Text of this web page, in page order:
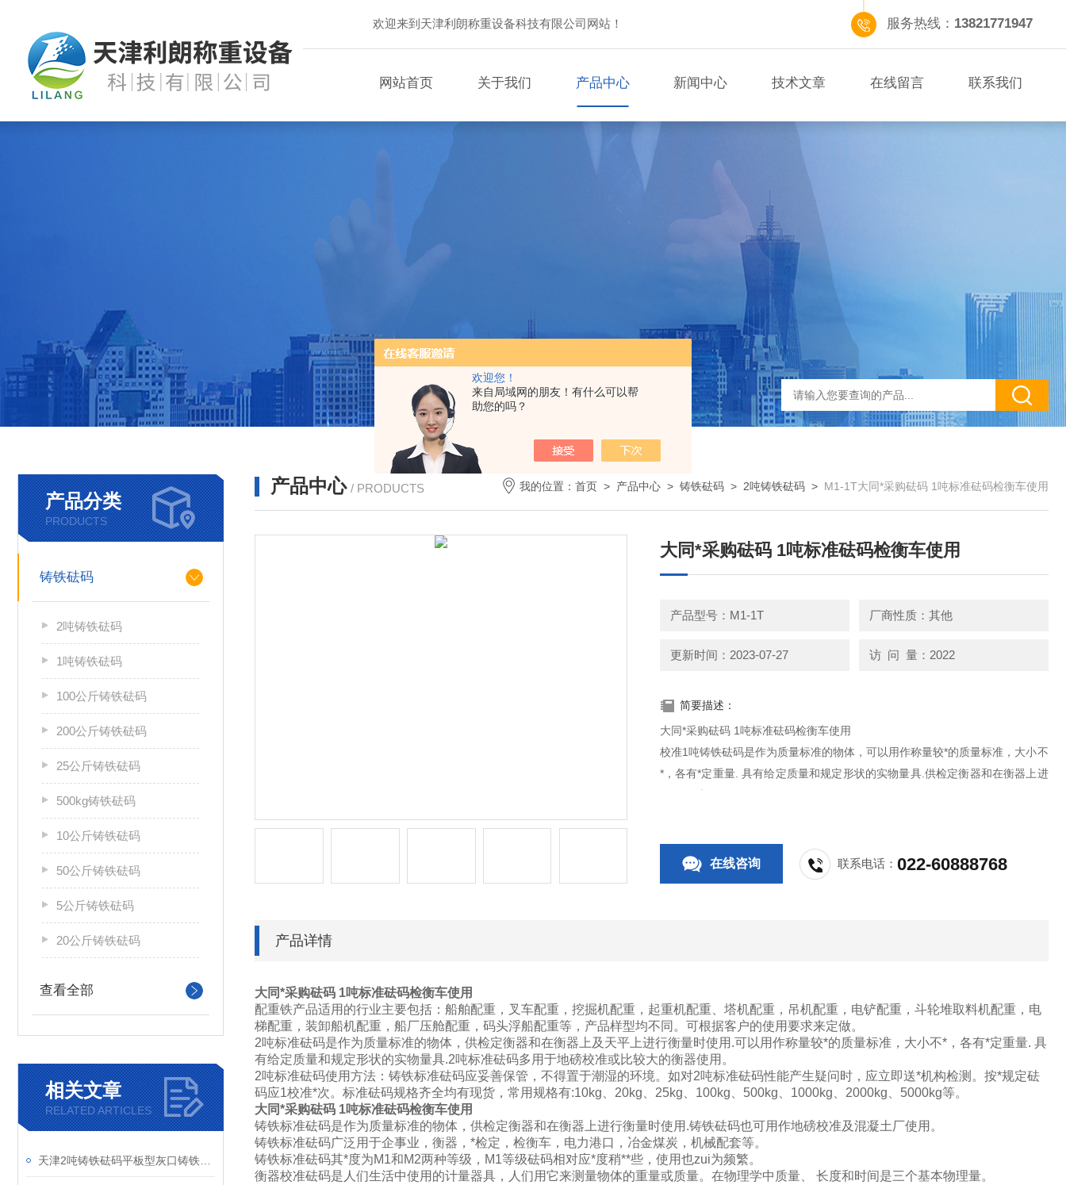
欢迎您！
来自局域网的朋友！有什么可以帮
助您的吗？
欢迎来到天津利朗称重设备科技有限公司网站！ 服务热线： 13821771947
网站首页 关于我们 产品中心 新闻中心 技术文章 在线留言 联系我们
产品分类
PRODUCTS
铸铁砝码
2吨铸铁砝码
1吨铸铁砝码
100公斤铸铁砝码
200公斤铸铁砝码
25公斤铸铁砝码
500kg铸铁砝码
10公斤铸铁砝码
50公斤铸铁砝码
5公斤铸铁砝码
20公斤铸铁砝码
查看全部
相关文章
RELATED ARTICLES
产品中心 / PRODUCTS 我的位置： 首页 > 产品中心 > 铸铁砝码 > 2吨铸铁砝码 > M1-1T大同*采购砝码 1吨标准砝码检衡车使用
大同*采购砝码 1吨标准砝码检衡车使用
产品型号：M1-1T 厂商性质：其他
更新时间：2023-07-27 访 问 量：2022
简要描述：
大同*采购砝码 1吨标准砝码检衡车使用
校准1吨铸铁砝码是作为质量标准的物体，可以用作称量较*的质量标准，大小不
*，各有*定重量. 具有给定质量和规定形状的实物量具.供检定衡器和在衡器上进
行衡量时使用.
的基础工艺*。在线咨询 联系电话：022-60888768
产品详情
大同*采购砝码 1吨标准砝码检衡车使用
配重铁产品适用的行业主要包括：船舶配重，叉车配重，挖掘机配重，起重机配重、塔机配重，吊机配重，电铲配重，斗轮堆取料机配重，电
梯配重，装卸船机配重，船厂压舱配重，码头浮船配重等，产品样型均不同。可根据客户的使用要求来定做。
2吨标准砝码是作为质量标准的物体，供检定衡器和在衡器上及天平上进行衡量时使用.可以用作称量较*的质量标准，大小不*，各有*定重量. 具
有给定质量和规定形状的实物量具.2吨标准砝码多用于地磅校准或比较大的衡器使用。
2吨标准砝码使用方法：铸铁标准砝码应妥善保管，不得置于潮湿的环境。如对2吨标准砝码性能产生疑问时，应立即送*机构检测。按*规定砝
码应1校准*次。标准砝码规格齐全均有现货，常用规格有:10kg、20kg、25kg、100kg、500kg、1000kg、2000kg、5000kg等。
大同*采购砝码 1吨标准砝码检衡车使用
铸铁标准砝码是作为质量标准的物体，供检定衡器和在衡器上进行衡量时使用.铸铁砝码也可用作地磅校准及混凝土厂使用。
铸铁标准砝码广泛用于企事业，衡器，*检定，检衡车，电力港口，冶金煤炭，机械配套等。
铸铁标准砝码其*度为M1和M2两种等级，M1等级砝码相对应*度稍**些，使用也zui为频繁。
衡器校准砝码是人们生活中使用的计量器具，人们用它来测量物体的重量或质量。在物理学中质量、 长度和时间是三个基本物理量。